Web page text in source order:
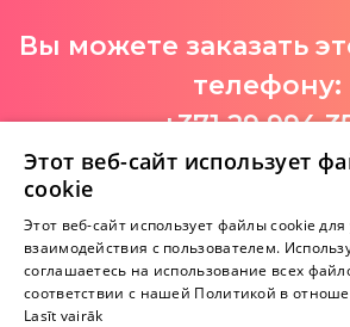
Вы можете заказать
телефону:
+371 29 994
I-V 9:00-18:00
Пока нет отзывов
Будь первым!
Этот веб-сайт использует
cookie
Этот веб-сайт использует файлы cookie
взаимодействия с пользователем.
соглашаетесь на использование всех
соответствии с нашей Политикой в
Lasīt vairāk